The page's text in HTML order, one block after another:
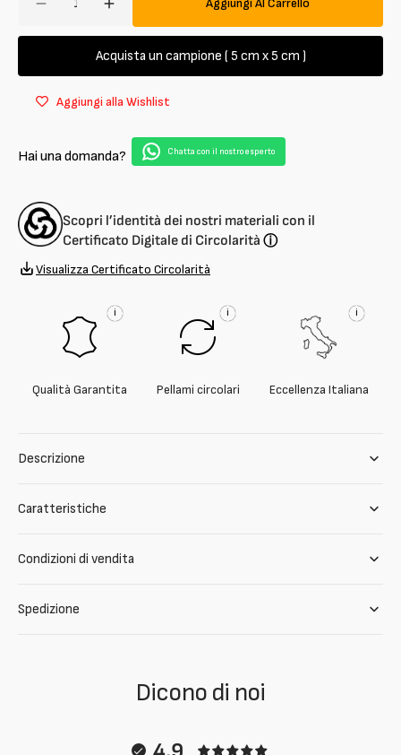
Diminuisci
agnello
0,8mm
Aumenta
quantità
per
Nappa
agnello
fodera
0,8mm
Aggiungi Al Carrello
Acquista un campione ( 5 cm x 5 cm )
Aggiungi alla Wishlist
Hai una domanda? Chatta con il nostro esperto
Scopri l’identità dei nostri materiali con il
Certificato Digitale di Circolarità ⓘ
Visualizza Certificato Circolarità
i
Qualità Garantita
i
Pellami circolari
i
Eccellenza Italiana
Descrizione
Caratteristiche
Condizioni di vendita
Spedizione
Dicono di noi